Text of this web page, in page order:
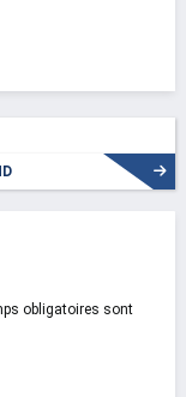
obligatoires sont